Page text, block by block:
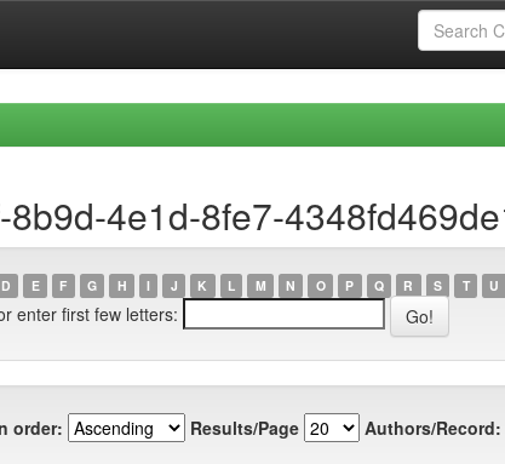
4e1d-8fe7-
D E F G H I J K L M N O P Q R S T U
enter first few letters:
order: Results/Page Authors/Record: